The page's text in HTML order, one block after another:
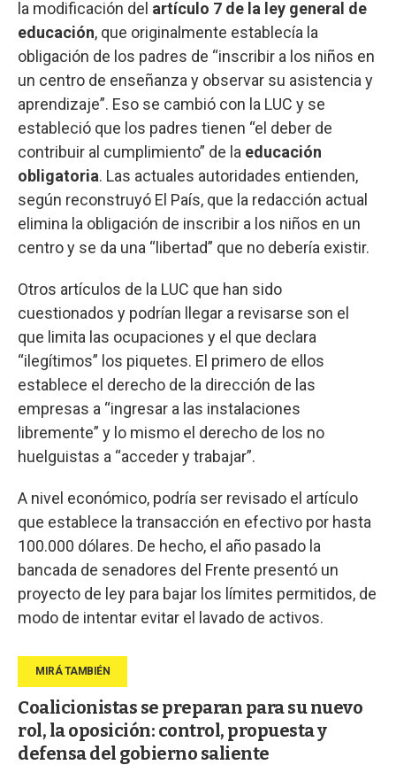
la modificación del artículo 7 de la ley general de
educación, que originalmente establecía la
obligación de los padres de “inscribir a los niños en
un centro de enseñanza y observar su asistencia y
aprendizaje”. Eso se cambió con la LUC y se
estableció que los padres tienen “el deber de
contribuir al cumplimiento” de la educación
obligatoria. Las actuales autoridades entienden,
según reconstruyó El País, que la redacción actual
elimina la obligación de inscribir a los niños en un
centro y se da una “libertad” que no debería existir.
Otros artículos de la LUC que han sido
cuestionados y podrían llegar a revisarse son el
que limita las ocupaciones y el que declara
“ilegítimos” los piquetes. El primero de ellos
establece el derecho de la dirección de las
empresas a “ingresar a las instalaciones
libremente” y lo mismo el derecho de los no
huelguistas a “acceder y trabajar”.
A nivel económico, podría ser revisado el artículo
que establece la transacción en efectivo por hasta
100.000 dólares. De hecho, el año pasado la
bancada de senadores del Frente presentó un
proyecto de ley para bajar los límites permitidos, de
modo de intentar evitar el lavado de activos.
Coalicionistas se preparan para su nuevo
rol, la oposición: control, propuesta y
defensa del gobierno saliente